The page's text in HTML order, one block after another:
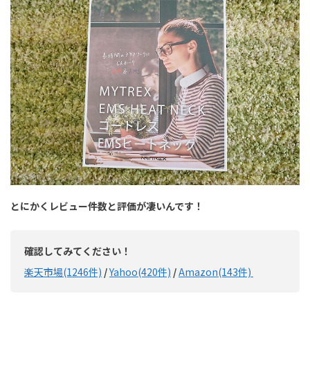
とにかくレビュー件数と評価が凄いんです！
確認してみてください！
楽天市場(1246件) /Yahoo(420件) /Amazon(143件)